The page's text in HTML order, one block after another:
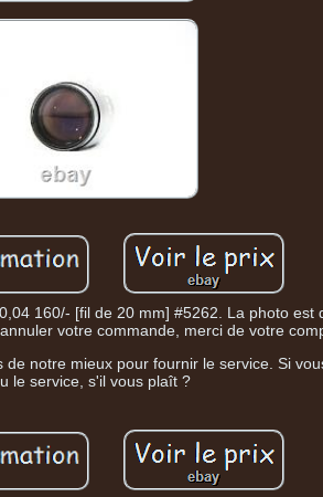
160/- [fil de 20 mm] #5262. La photo est
votre commande, merci de votre
notre mieux pour fournir le service. Si
le service, s'il vous plaît ?